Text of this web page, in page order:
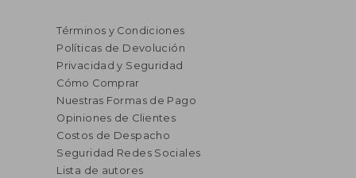
Términos y Condiciones
Políticas de Devolución
Privacidad y Seguridad
Cómo Comprar
Nuestras Formas de Pago
Opiniones de Clientes
Costos de Despacho
Seguridad Redes Sociales
Lista de autores